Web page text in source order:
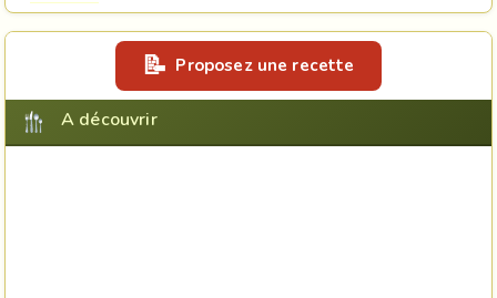
Proposez une recette
A découvrir